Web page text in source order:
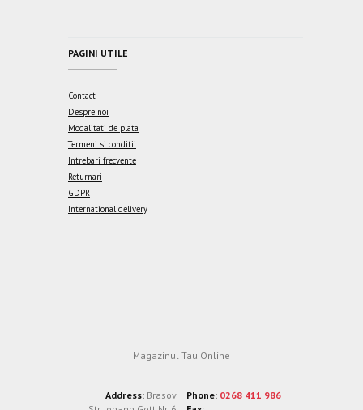
PAGINI UTILE
Contact
Despre noi
Modalitati de plata
Termeni si conditii
Intrebari frecvente
Returnari
GDPR
International delivery
Magazinul Tau Online
Phone: 0268 411 986
Address: Brasov